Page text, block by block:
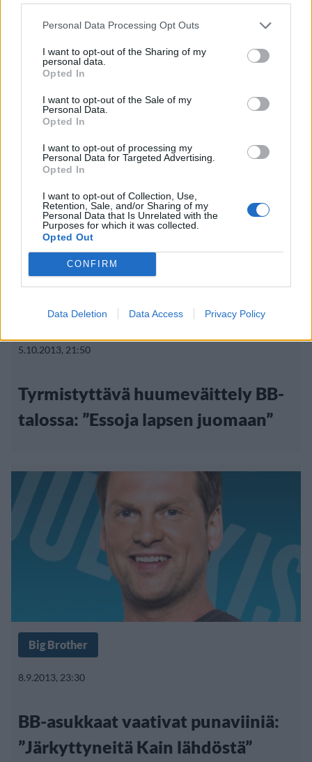
Personal Data Processing Opt Outs
I want to opt-out of the Sharing of my
personal data.
Opted In
I want to opt-out of the Sale of my
Personal Data.
Opted In
I want to opt-out of processing my
Personal Data for Targeted Advertising.
Opted In
I want to opt-out of Collection, Use,
Retention, Sale, and/or Sharing of my
Personal Data that Is Unrelated with the
Purposes for which it was collected.
Opted Out
CONFIRM
Data Deletion Data Access Privacy Policy
13.10.2013, 23:00
Jori A. Kopponen voitti Big
Brotherin ja 25 000 euroa
Big Brother
5.10.2013, 21:50
Tyrmistyttävä huumeväittely BB-
talossa: ”Essoja lapsen juomaan”
Big Brother
8.9.2013, 23:30
BB-asukkaat vaativat punaviiniä:
”Järkyttyneitä Kain lähdöstä”